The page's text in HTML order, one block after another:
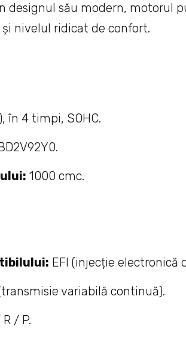
designul său modern, motorul
nivelul ridicat de confort.
în 4 timpi, SOHC.
1000 cmc.
EFI (injecție electronică
variabilă continuă).
/ P.